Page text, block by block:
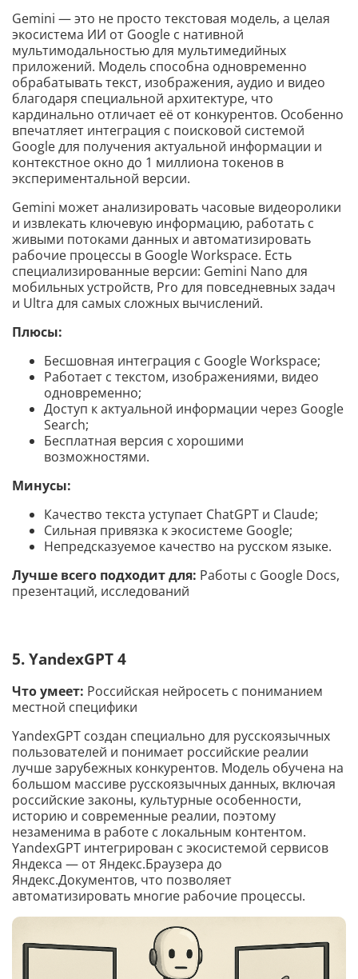
Gemini — это не просто текстовая модель, а целая
экосистема ИИ от Google с нативной
мультимодальностью для мультимедийных
приложений. Модель способна одновременно
обрабатывать текст, изображения, аудио и видео
благодаря специальной архитектуре, что
кардинально отличает её от конкурентов. Особенно
впечатляет интеграция с поисковой системой
Google для получения актуальной информации и
контекстное окно до 1 миллиона токенов в
экспериментальной версии.
Gemini может анализировать часовые видеоролики
и извлекать ключевую информацию, работать с
живыми потоками данных и автоматизировать
рабочие процессы в Google Workspace. Есть
специализированные версии: Gemini Nano для
мобильных устройств, Pro для повседневных задач
и Ultra для самых сложных вычислений.
Плюсы:
Бесшовная интеграция с Google Workspace;
Работает с текстом, изображениями, видео
одновременно;
Доступ к актуальной информации через Google
Search;
Бесплатная версия с хорошими
возможностями.
Минусы:
Качество текста уступает ChatGPT и Claude;
Сильная привязка к экосистеме Google;
Непредсказуемое качество на русском языке.
Лучше всего подходит для: Работы с Google Docs,
презентаций, исследований
5. YandexGPT 4
Что умеет: Российская нейросеть с пониманием
местной специфики
YandexGPT создан специально для русскоязычных
пользователей и понимает российские реалии
лучше зарубежных конкурентов. Модель обучена на
большом массиве русскоязычных данных, включая
российские законы, культурные особенности,
историю и современные реалии, поэтому
незаменима в работе с локальным контентом.
YandexGPT интегрирован с экосистемой сервисов
Яндекса — от Яндекс.Браузера до
Яндекс.Документов, что позволяет
автоматизировать многие рабочие процессы.